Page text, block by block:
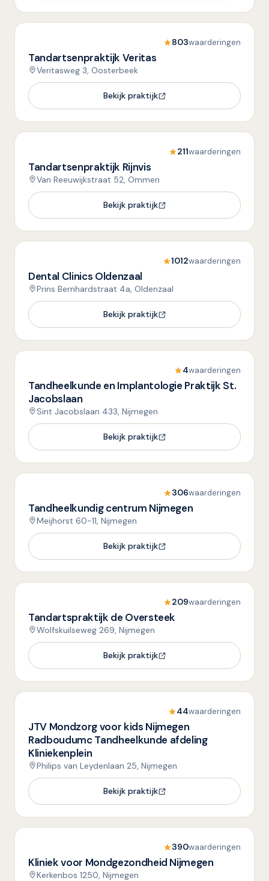
803waarderingen
Tandartsenpraktijk Veritas
Veritasweg 3, Oosterbeek
Bekijk praktijk
211waarderingen
Tandartsenpraktijk Rijnvis
Van Reeuwijkstraat 52, Ommen
Bekijk praktijk
1012waarderingen
Dental Clinics Oldenzaal
Prins Bernhardstraat 4a, Oldenzaal
Bekijk praktijk
4waarderingen
Tandheelkunde en Implantologie Praktijk St.
Jacobslaan
Sint Jacobslaan 433, Nijmegen
Bekijk praktijk
306waarderingen
Tandheelkundig centrum Nijmegen
Meijhorst 60-11, Nijmegen
Bekijk praktijk
209waarderingen
Tandartspraktijk de Oversteek
Wolfskuilseweg 269, Nijmegen
Bekijk praktijk
44waarderingen
JTV Mondzorg voor kids Nijmegen
Radboudumc Tandheelkunde afdeling
Kliniekenplein
Philips van Leydenlaan 25, Nijmegen
Bekijk praktijk
390waarderingen
Kliniek voor Mondgezondheid Nijmegen
Kerkenbos 1250, Nijmegen